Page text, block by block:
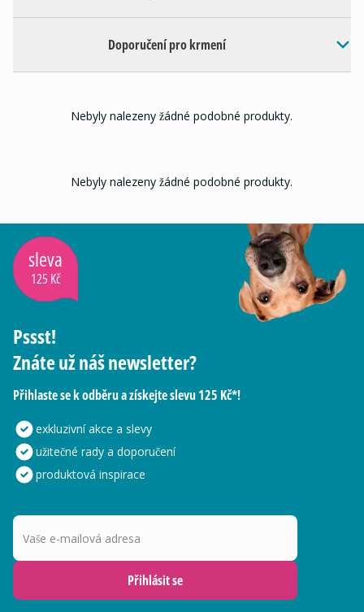
Doporučení pro krmení
Nebyly nalezeny žádné podobné produkty.
Nebyly nalezeny žádné podobné produkty.
sleva
125 Kč
Pssst!
Znáte už náš newsletter?
Přihlaste se k odběru a získejte slevu 125 Kč*!
exkluzivní akce a slevy
užitečné rady a doporučení
produktová inspirace
Vaše e-mailová adresa
Přihlásit se